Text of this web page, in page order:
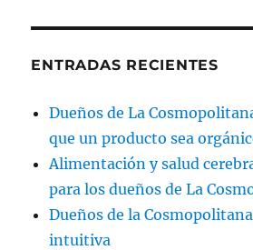
ENTRADAS RECIENTES
Dueños de La
que un producto sea
Alimentación y salud
para los dueños de La
Dueños de la
intuitiva